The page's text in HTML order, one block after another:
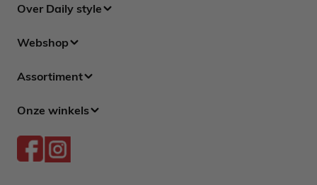
Over Daily style
Webshop
Assortiment
Onze winkels